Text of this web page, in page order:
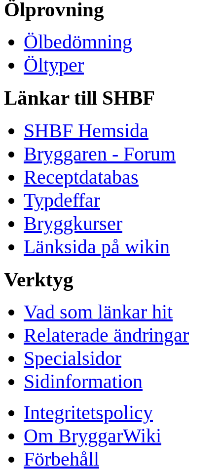
Ölprovning
Ölbedömning
Öltyper
Länkar till SHBF
SHBF Hemsida
Bryggaren - Forum
Receptdatabas
Typdeffar
Bryggkurser
Länksida på wikin
Verktyg
Vad som länkar hit
Relaterade ändringar
Specialsidor
Sidinformation
Integritetspolicy
Om BryggarWiki
Förbehåll